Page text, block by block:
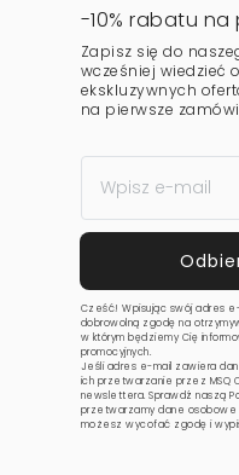
-10% rabatu na
Zapisz się do
wcześniej wiedzieć
ekskluzywnych
na pierwsze
Cześć! Wpisując swój adres e-
dobrowolną zgodę na
w którym będziemy Cię
promocyjnych.
Jeśli adres e-mail zawiera
ich przetwarzanie przez MSQ
newslettera. Sprawdź naszą
przetwarzamy dane osobowe i
możesz wycofać zgodę i